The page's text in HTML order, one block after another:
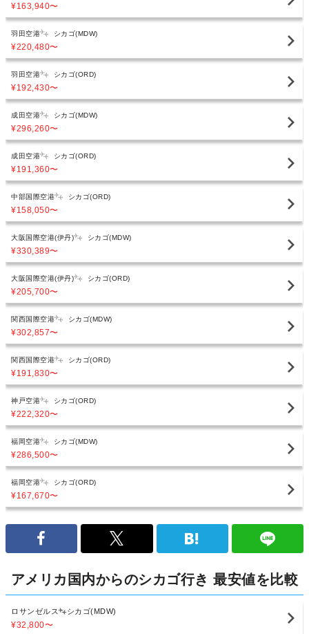
¥163,940〜
羽田空港 シカゴ(MDW)
¥220,480〜
羽田空港 シカゴ(ORD)
¥192,430〜
成田空港 シカゴ(MDW)
¥296,260〜
成田空港 シカゴ(ORD)
¥191,360〜
中部国際空港 シカゴ(ORD)
¥158,050〜
大阪国際空港(伊丹) シカゴ(MDW)
¥330,389〜
大阪国際空港(伊丹) シカゴ(ORD)
¥205,700〜
関西国際空港 シカゴ(MDW)
¥302,857〜
関西国際空港 シカゴ(ORD)
¥191,830〜
神戸空港 シカゴ(ORD)
¥222,320〜
福岡空港 シカゴ(MDW)
¥286,500〜
福岡空港 シカゴ(ORD)
¥167,670〜
アメリカ国内からのシカゴ行き 最安値を比較
ロサンゼルス シカゴ(MDW)
¥32,800〜